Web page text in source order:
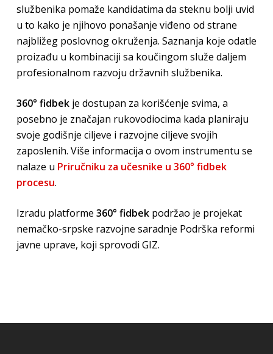
službenika pomaže kandidatima da steknu bolji uvid
u to kako je njihovo ponašanje viđeno od strane
najbližeg poslovnog okruženja. Saznanja koje odatle
proizađu u kombinaciji sa koučingom služe daljem
profesionalnom razvoju državnih službenika.
360° fidbekje dostupan za korišćenje svima, a
posebno je značajan rukovodiocima kada planiraju
svoje godišnje ciljeve i rаzvojne ciljeve svojih
zaposlenih. Više informacija o ovom instrumentu se
nalaze u Priručniku za učesnike u 360° fidbek
procesu.
Izradu platforme 360° fidbekpodržao je projekat
nemačko-srpske razvojne saradnje Podrška reformi
javne uprave, koji sprovodi GIZ.